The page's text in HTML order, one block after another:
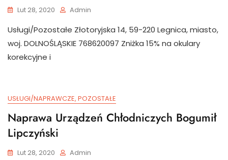
Lut 28, 2020 Admin
Usługi/Pozostałe Złotoryjska 14, 59-220 Legnica, miasto,
woj. DOLNOŚLĄSKIE 768620097 Zniżka 15% na okulary
korekcyjne i
USŁUGI/NAPRAWCZE, POZOSTAŁE
Naprawa Urządzeń Chłodniczych Bogumił
Lipczyński
Lut 28, 2020 Admin